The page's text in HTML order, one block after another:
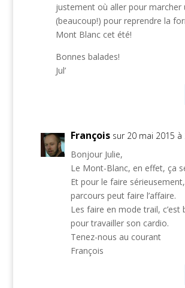
justement où aller pour marcher
(beaucoup!) pour reprendre la
Mont Blanc cet été!
Bonnes balades!
Jul’
François sur 20 mai 2015 à
Bonjour Julie,
Le Mont-Blanc, en effet, ça
Et pour le faire
parcours peut faire l’affaire.
Les faire en mode trail, c’est
pour travailler son cardio.
Tenez-nous au courant
François